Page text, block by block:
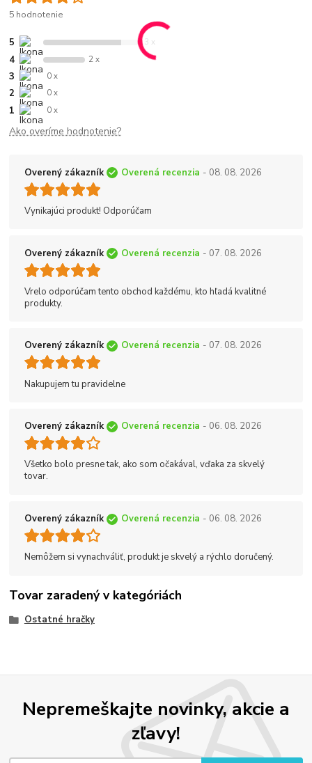
5 hodnotenie
5 3 x
4 2 x
3 0 x
2 0 x
1 0 x
Ako overíme hodnotenie?
Overený zákazník Overená recenzia - 08. 08. 2026
Vynikajúci produkt! Odporúčam
Overený zákazník Overená recenzia - 07. 08. 2026
Vrelo odporúčam tento obchod každému, kto hľadá kvalitné
produkty.
Overený zákazník Overená recenzia - 07. 08. 2026
Nakupujem tu pravidelne
Overený zákazník Overená recenzia - 06. 08. 2026
Všetko bolo presne tak, ako som očakával, vďaka za skvelý
tovar.
Overený zákazník Overená recenzia - 06. 08. 2026
Nemôžem si vynachváliť, produkt je skvelý a rýchlo doručený.
Tovar zaradený v kategóriách
Ostatné hračky
Nepremeškajte novinky, akcie a
zľavy!